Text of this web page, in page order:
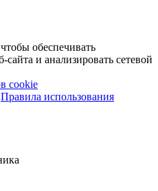
обеспечивать
и анализировать сетевой
cookie
Правила использования